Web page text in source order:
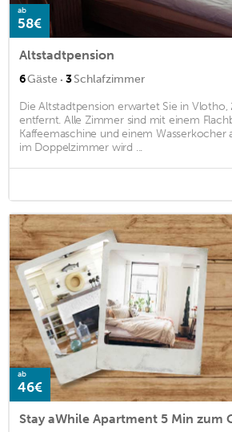
ab
58€
Altstadtpension
6Gäste · 3Schlafzimmer
Die Altstadtpension erwartet Sie in
entfernt. Alle Zimmer sind mit einem
Kaffeemaschine und einem Wasserkocher
im Doppelzimmer wird ...
ab
46€